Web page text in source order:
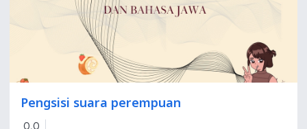
Pengsisi suara perempuan
0,0